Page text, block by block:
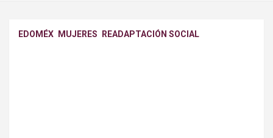
EDOMÉX MUJERES READAPTACIÓN SOCIAL